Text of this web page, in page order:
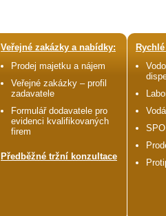
Veřejné zakázky a nabídky:
Prodej majetku a nájem
Veřejné zakázky – profil
zadavatele
Formulář dodavatele pro
evidenci kvalifikovaných
firem
Předběžné tržní konzultace